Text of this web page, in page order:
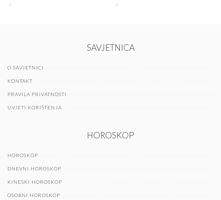
SAVJETNICA
O SAVJETNICI
KONTAKT
PRAVILA PRIVATNOSTI
UVJETI KORIŠTENJA
HOROSKOP
HOROSKOP
DNEVNI HOROSKOP
KINESKI HOROSKOP
OSOBNI HOROSKOP